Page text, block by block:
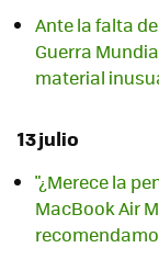
Ante la falta
Guerra
material
13 julio
"¿Merece la
MacBook Air